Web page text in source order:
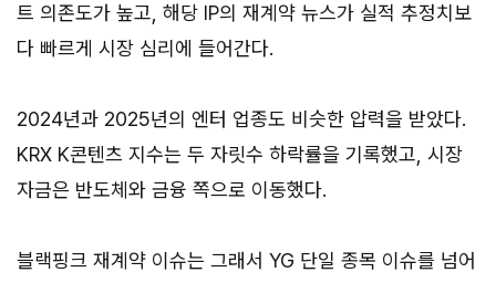
트 의존도가 높고, 해당 IP의 재계약 뉴스가 실적 추정치보
다 빠르게 시장 심리에 들어간다.
2024년과 2025년의 엔터 업종도 비슷한 압력을 받았다.
KRX K콘텐츠 지수는 두 자릿수 하락률을 기록했고, 시장
자금은 반도체와 금융 쪽으로 이동했다.
블랙핑크 재계약 이슈는 그래서 YG 단일 종목 이슈를 넘어